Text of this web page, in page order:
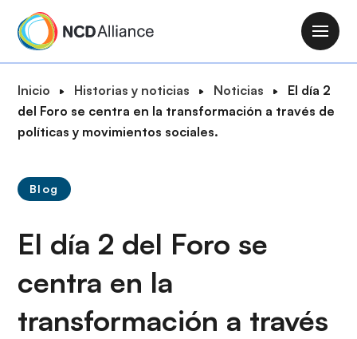
M
a
i
R
u
t
e
a
v
e
g
a
Inicio Historias y noticias Noticias
El día 2
del Foro se centra en la transformación a través de
políticas y movimientos sociales.
Blog
El día 2 del Foro se
centra en la
transformación a través